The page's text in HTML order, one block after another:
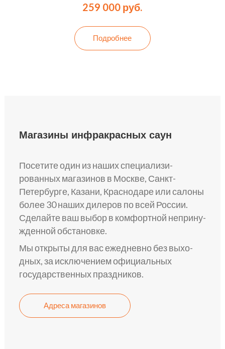
259 000 руб.
Подробнее
Магазины инфракрасных саун
Посе­тите один из наших специализи­
рованных мага­зинов в Москве, Санкт-
Петербурге, Казани, Краснодаре или сало­ны
более 30 наш­их дилеров по всей России.
Сделай­те ваш выбор в комфо­ртной неприну­
жденной обста­новке.
Мы откры­ты для вас ежедне­вно без выхо­
дных, за исключе­нием официа­льных
государстве­нных пра­здников.
Адреса магазинов